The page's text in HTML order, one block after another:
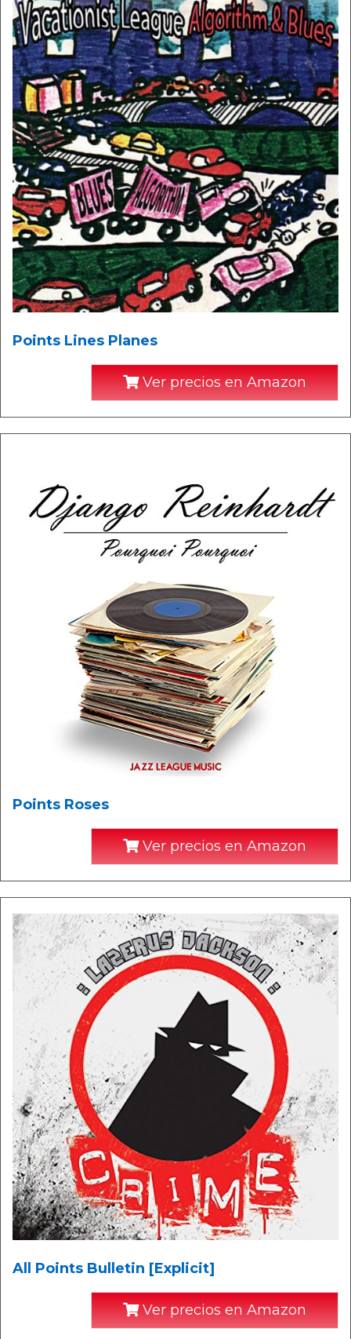
Points Lines Planes
Ver precios en Amazon
Points Roses
Ver precios en Amazon
All Points Bulletin [Explicit]
Ver precios en Amazon